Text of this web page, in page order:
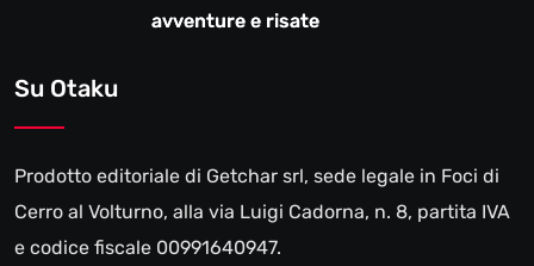
avventure e risate
Su Otaku
Prodotto editoriale di Getchar srl, sede legale in Foci di
Cerro al Volturno, alla via Luigi Cadorna, n. 8, partita IVA
e codice fiscale 00991640947.